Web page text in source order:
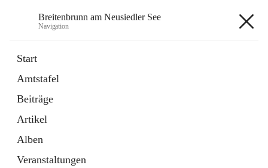
Breitenbrunn am Neusiedler See
Navigation
Start
Amtstafel
Beiträge
Artikel
Alben
Veranstaltungen
18 Schnellzugriffe
Gemeindeservice